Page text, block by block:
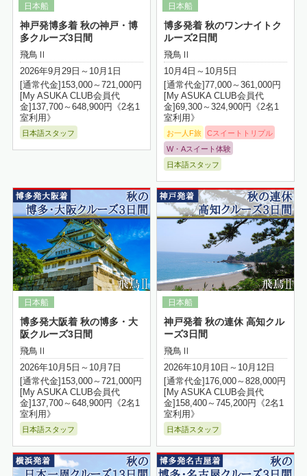
神戸発博多着 秋の神戸・博
多クルーズ3日間
飛鳥Ⅱ
2026年9月29日～10月1日
[通常代金]153,000～721,000円
[My ASUKA CLUB会員代
金]137,700～648,900円《2名1
室利用》
日本語スタッフ
博多発着 秋のワンナイトク
ルーズ2日間
飛鳥Ⅱ
10月4日～10月5日
[通常代金]77,000～361,000円
[My ASUKA CLUB会員代
金]69,300～324,900円《2名1
室利用》
お一人F旅
Cスイートトリプル
W・Aスイート体験
日本語スタッフ
博多発大阪着 秋の博多・大
阪クルーズ3日間
飛鳥Ⅱ
2026年10月5日～10月7日
[通常代金]153,000～721,000円
[My ASUKA CLUB会員代
金]137,700～648,900円《2名1
室利用》
日本語スタッフ
神戸発着 秋の連休 高知クル
ーズ3日間
飛鳥Ⅱ
2026年10月10日～10月12日
[通常代金]176,000～828,000円
[My ASUKA CLUB会員代
金]158,400～745,200円《2名1
室利用》
日本語スタッフ
詳細はこちら
詳細はこちら